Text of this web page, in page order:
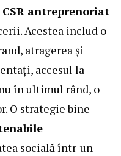
CSR antreprenoriat
Acestea includ o
atragerea și
accesul la
în ultimul rând, o
O strategie bine
socială într-un